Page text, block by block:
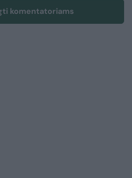
komentatoriams